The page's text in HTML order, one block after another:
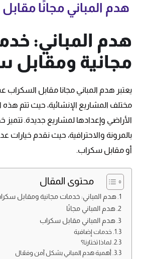
هدم المباني مجانًا
هدم المباني:
مجانية ومقابل
يعتبر هدم المباني مجانا مقابل السكراب
مختلف المشاريع الإنشائية، حيث تتم هذه
الأراضي وإعدادها لمشاريع جديدة. تتميز
بالمرونة والاحترافية، حيث نقدم خيارات
أو مقابل سكراب.
محتوى المقال
هدم المباني: خدمات مجانية ومقابل
هدم المباني مجانًا
هدم المباني مقابل سكراب
خدمات إضافية
لماذا تختارنا؟
أهمية هدم المباني بشكل آمن وفعّال